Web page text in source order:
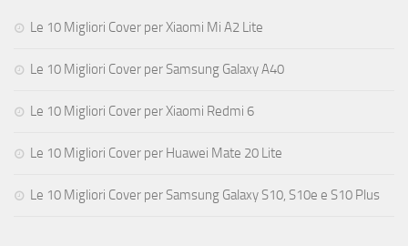
Le 10 Migliori Cover per Xiaomi Mi A2 Lite
Le 10 Migliori Cover per Samsung Galaxy A40
Le 10 Migliori Cover per Xiaomi Redmi 6
Le 10 Migliori Cover per Huawei Mate 20 Lite
Le 10 Migliori Cover per Samsung Galaxy S10, S10e e S10 Plus